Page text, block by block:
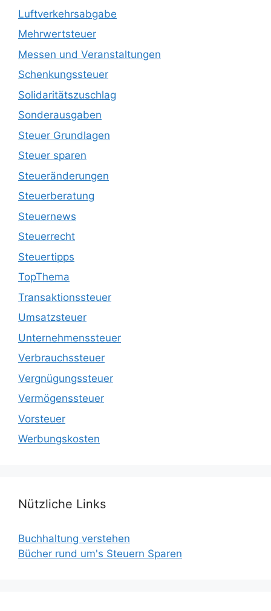
Luftverkehrsabgabe
Mehrwertsteuer
Messen und Veranstaltungen
Schenkungssteuer
Solidaritätszuschlag
Sonderausgaben
Steuer Grundlagen
Steuer sparen
Steueränderungen
Steuerberatung
Steuernews
Steuerrecht
Steuertipps
TopThema
Transaktionssteuer
Umsatzsteuer
Unternehmenssteuer
Verbrauchssteuer
Vergnügungssteuer
Vermögenssteuer
Vorsteuer
Werbungskosten
Nützliche Links
Buchhaltung verstehen
Bücher rund um's Steuern Sparen